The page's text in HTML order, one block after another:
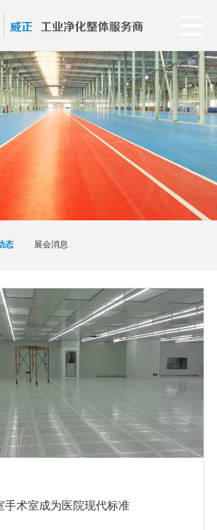
态 展会消息
手术室成为医院现代标准